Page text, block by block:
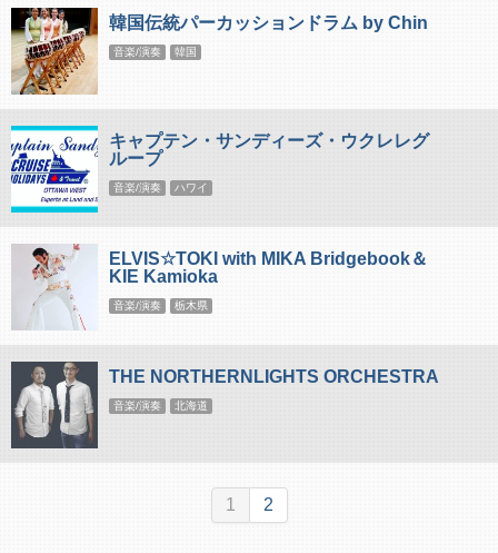
韓国伝統パーカッションドラム by Chin
音楽/演奏 韓国
キャプテン・サンディーズ・ウクレレグ
ループ
音楽/演奏 ハワイ
ELVIS☆TOKI with MIKA Bridgebook＆
KIE Kamioka
音楽/演奏 栃木県
THE NORTHERNLIGHTS ORCHESTRA
音楽/演奏 北海道
1 2